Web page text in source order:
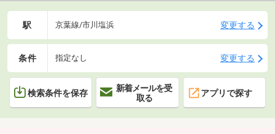
駅 京葉線/市川塩浜 変更する
条件 指定なし 変更する
検索条件を保存
新着メールを受
取る
アプリで探す